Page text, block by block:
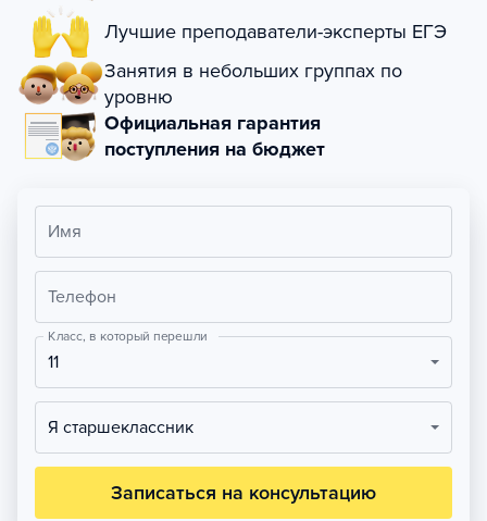
Лучшие преподаватели-эксперты ЕГЭ
Занятия в небольших группах по
уровню
Официальная гарантия
поступления на бюджет
Имя
Телефон
Класс, в который перешли
11
Я старшеклассник
Записаться на консультацию